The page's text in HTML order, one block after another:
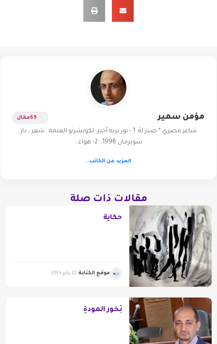
مؤمن سمير 69مقال
شاعر مصري * صدرَ لهُ: 1 - بور تريه أخير، لكونشرتو العتمة . شعر ، دار
سوبرمان 1998. 2- هواء…
المزيد عن الكاتب..
مقالات ذات صلة
حكاية
موقع الكتابة 22 يناير 2013
بَخُور المودةِ